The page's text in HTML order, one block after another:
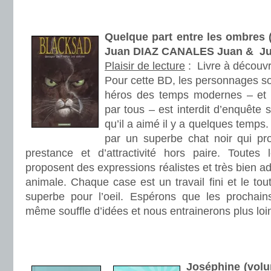
Quelque part entre les ombres
Juan DIAZ CANALES Juan &
Plaisir de lecture : Livre à
Pour cette BD, les personnages
héros des temps modernes – et
par tous – est interdit d’enquête
qu’il a aimé il y a quelques
par un superbe chat noir qui
prestance et d’attractivité hors paire.
proposent des expressions réalistes et très bien
animale. Chaque case est un travail fini et le
superbe pour l’oeil. Espérons que les
même souffle d’idées et nous entrainerons plus
Joséphine